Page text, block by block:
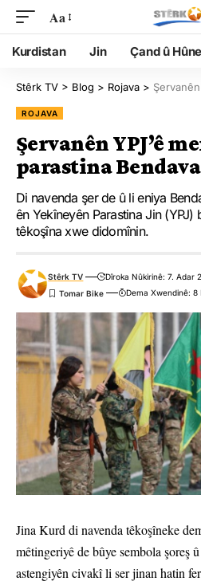
Aa
Kurdistan Jin Çand û
Stêrk TV > Blog > Rojava > Şervanên
ROJAVA
Şervanên YPJ’ê
parastina
Di navenda şer de û li eniya
ên Yekîneyên Parastina Jin
têkoşîna xwe didomînin.
Stêrk TV
Dîroka Nûkirinê: 7. Adar
Dema Xwendinê: 8
Jina Kurd di navenda têkoşîneke
mêtingeriyê de bûye sembola şoreş
astengiyên civakî li ser jinan hatin